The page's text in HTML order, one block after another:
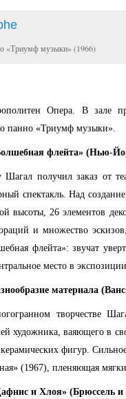
«Триумф музыки» (1966)
Опера. В зале
панно «Триумф музыки».
флейта» (Нью-
Шагал получил заказ от
спектакль. Над
высоты, 26 элементов
и множество
флейта»: звучат
место в
материала
творчестве
художника, ваяющего в
фигур.
(1967), пленяющая
и Хлоя» (Брюссель и